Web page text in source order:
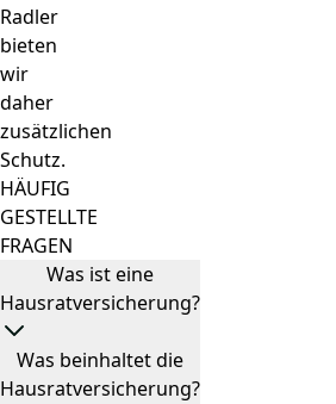
Radler
bieten
wir
daher
zusätzlichen
Schutz.
HÄUFIG
GESTELLTE
FRAGEN
Was ist eine
Hausratversicherung?
Was beinhaltet die
Hausratversicherung?